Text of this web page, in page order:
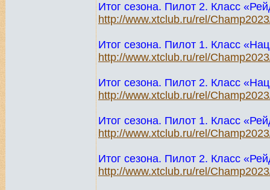
Итог сезона. Пилот 2. Класс
http://www.xtclub.ru/rel/
Итог сезона. Пилот 1. Класс
http://www.xtclub.ru/rel/
Итог сезона. Пилот 2. Класс
http://www.xtclub.ru/rel/
Итог сезона. Пилот 1. Класс
http://www.xtclub.ru/rel/
Итог сезона. Пилот 2. Класс
http://www.xtclub.ru/rel/